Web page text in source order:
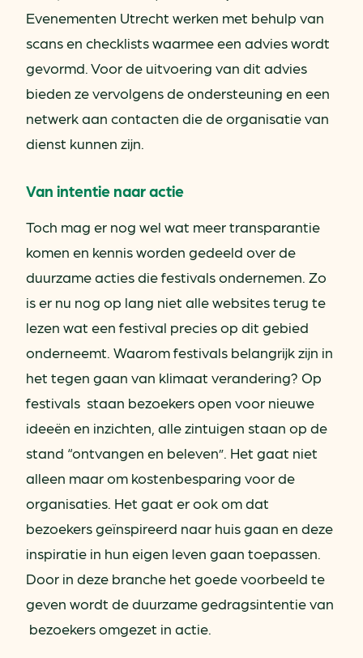
Evenementen Utrecht werken met behulp van
scans en checklists waarmee een advies wordt
gevormd. Voor de uitvoering van dit advies
bieden ze vervolgens de ondersteuning en een
netwerk aan contacten die de organisatie van
dienst kunnen zijn.
Van intentie naar actie
Toch mag er nog wel wat meer transparantie
komen en kennis worden gedeeld over de
duurzame acties die festivals ondernemen. Zo
is er nu nog op lang niet alle websites terug te
lezen wat een festival precies op dit gebied
onderneemt. Waarom festivals belangrijk zijn in
het tegen gaan van klimaat verandering? Op
festivals staan bezoekers open voor nieuwe
ideeën en inzichten, alle zintuigen staan op de
stand “ontvangen en beleven”. Het gaat niet
alleen maar om kostenbesparing voor de
organisaties. Het gaat er ook om dat
bezoekers geïnspireerd naar huis gaan en deze
inspiratie in hun eigen leven gaan toepassen.
Door in deze branche het goede voorbeeld te
geven wordt de duurzame gedragsintentie van
bezoekers omgezet in actie.